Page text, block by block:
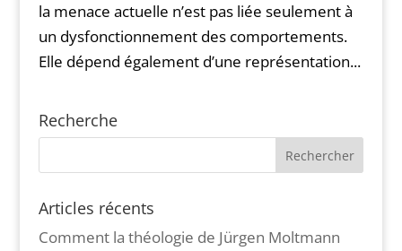
la menace actuelle n’est pas liée seulement à
un dysfonctionnement des comportements.
Elle dépend également d’une représentation...
Recherche
Articles récents
Comment la théologie de Jürgen Moltmann